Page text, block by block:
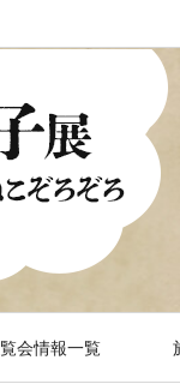
会情報一覧